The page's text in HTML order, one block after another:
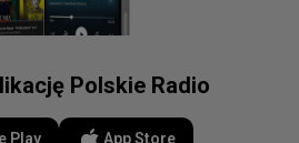
Polskie Radio
Play App Store